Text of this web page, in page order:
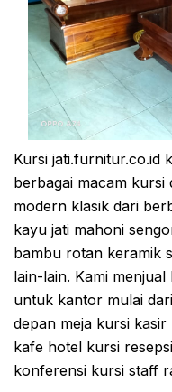
Kursi jati.furnitur.co.id
berbagai macam kursi
modern klasik dari
kayu jati mahoni
bambu rotan keramik
lain-lain. Kami
untuk kantor mulai
depan meja kursi
kafe hotel kursi
konferensi kursi staff